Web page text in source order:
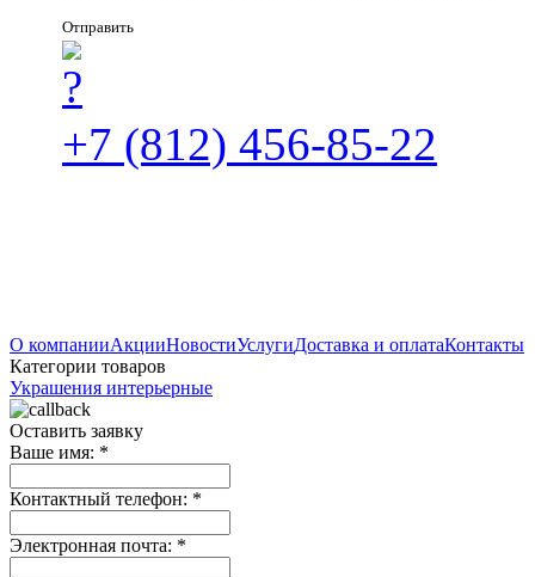
Отправить
+7 (812) 456-85-22
О компанииАкцииНовостиУслугиДоставка и оплатаКонтакты
Категории товаров
Украшения интерьерные
Оставить заявку
Ваше имя: *
Контактный телефон: *
Электронная почта: *